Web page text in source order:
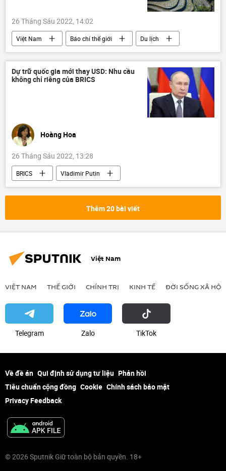
26 Tháng Sáu 2022, 14:02
Việt Nam Báo chí thế giới
Du lịch
Văn hóa
Kinh tế
Xã hội
UNESCO
Phú Quốc
Vịnh Hạ Long
sông Cửu Long
Dự trữ quốc gia mới thay USD: Nhu cầu
không chỉ riêng của BRICS
Hoàng Hoa
26 Tháng Sáu 2022, 13:28
BRICS
Vladimir Putin
Quan điểm-Ý kiến
Kinh tế
Thêm 20 bài viết
Việt Nam
VIỆT NAM THẾ GIỚI CHÍNH TRỊ KINH TẾ ĐỜI SỐNG XÃ HỘI
Telegram Zalo ТikТоk
Về đề án Qui định sử dụng tư liệu Phản hồi
Tiêu chuẩn cộng đồng Cookie Chính sách bảo mật
Privacy Feedback
© 2026 Sputnik Giữ toàn bộ bản quyền. 18+